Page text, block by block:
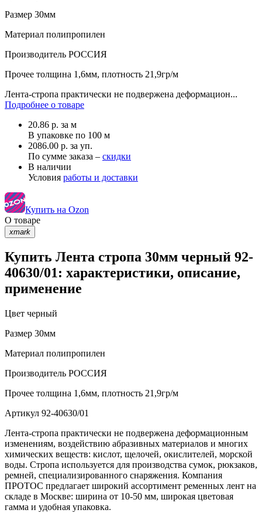
Размер 30мм
Материал полипропилен
Производитель РОССИЯ
Прочее толщина 1,6мм, плотность 21,9гр/м
Лента-стропа практически не подвержена деформацион...
Подробнее о товаре
20.86 р. за м
В упаковке по 100 м
2086.00 р. за уп.
По сумме заказа – скидки
В наличии
Условия работы и доставки
Купить на Ozon
О товаре
xmark
Купить Лента стропа 30мм черный 92-
40630/01: характеристики, описание,
применение
Цвет черный
Размер 30мм
Материал полипропилен
Производитель РОССИЯ
Прочее толщина 1,6мм, плотность 21,9гр/м
Артикул 92-40630/01
Лента-стропа практически не подвержена деформационным
изменениям, воздействию абразивных материалов и многих
химических веществ: кислот, щелочей, окислителей, морской
воды. Стропа используется для производства сумок, рюкзаков,
ремней, специализированного снаряжения. Компания
ПРОТОС предлагает широкий ассортимент ременных лент на
складе в Москве: ширина от 10-50 мм, широкая цветовая
гамма и удобная упаковка.